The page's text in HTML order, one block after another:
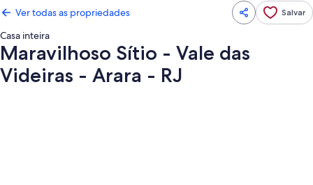
Ver todas as propriedades Salvar
Casa inteira
Maravilhoso Sítio - Vale das
Videiras - Arara - RJ